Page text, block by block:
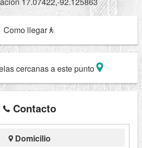
Como llegar
cercanas a este punto
Contacto
Domicilio